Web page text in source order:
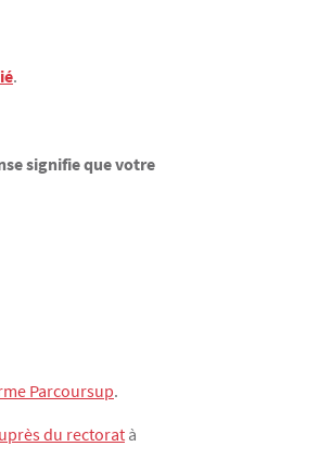
.
signifie que votre
Parcoursup.
du rectorat à